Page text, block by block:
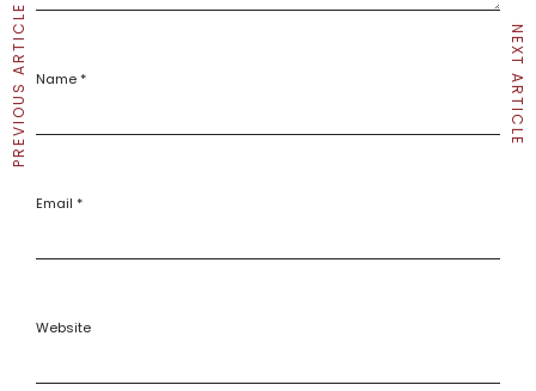
Name*
Email *
Website
PREVIOUS ARTICLE NEXT ARTICLE